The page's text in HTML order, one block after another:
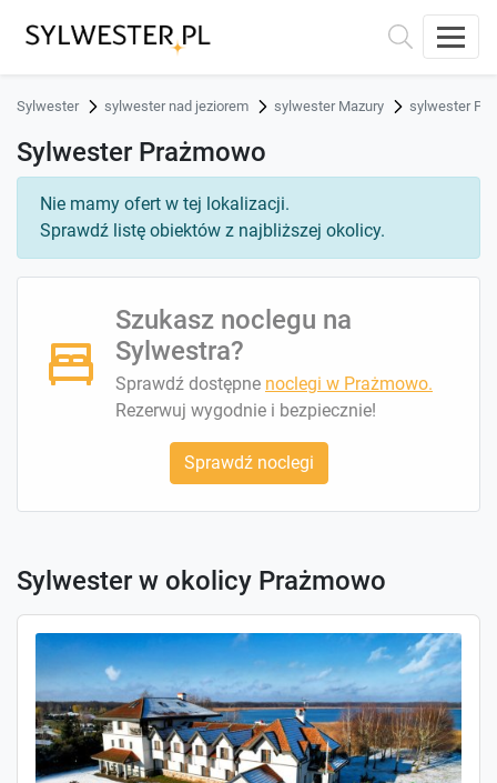
Sylwester sylwester nad jeziorem sylwester Mazury sylwester
Sylwester Prażmowo
Nie mamy ofert w tej lokalizacji.
Sprawdź listę obiektów z najbliższej okolicy.
Szukasz noclegu na
Sylwestra?
Sprawdź dostępne noclegi w Prażmowo.
Rezerwuj wygodnie i bezpiecznie!
Sprawdź noclegi
Sylwester w okolicy Prażmowo